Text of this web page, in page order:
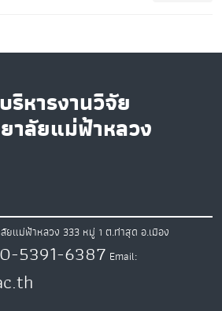
ริหารงานวิจัย
าลัยแม่ฟ้าหลวง
ยแม่ฟ้าหลวง 333 หมู่ 1 ต.ท่าสุด อ.เมือง
0-5391-6387 Email: